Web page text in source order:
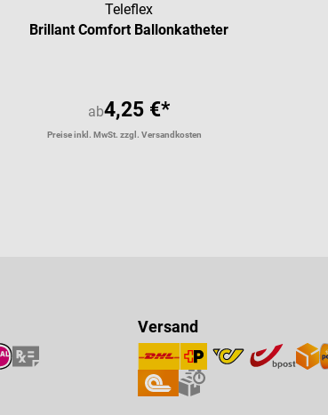
Teleflex
Brillant Comfort Ballonkatheter
ab4,25 €*
Preise inkl. MwSt. zzgl. Versandkosten
Versand